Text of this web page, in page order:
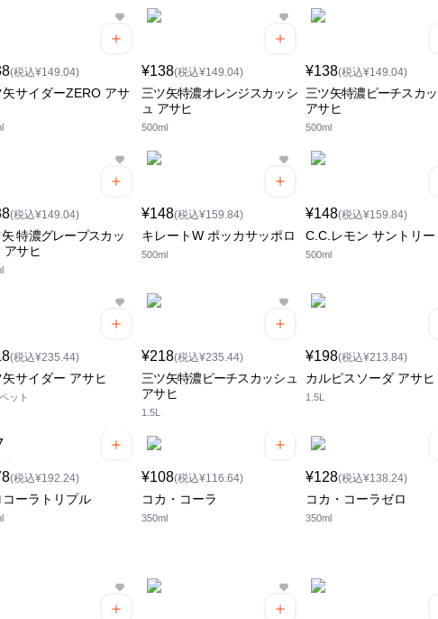
(税込¥149.04)
矢サイダーZERO アサ
¥138(税込¥149.04)
三ツ矢特濃オレンジスカッシ
ュ アサヒ
500ml
¥138(税込¥149.04)
三ツ矢特濃ピーチスカ
アサヒ
500ml
(税込¥149.04)
特濃グレープスカッ
アサヒ
¥148(税込¥159.84)
キレートW ポッカサッポロ
500ml
¥148(税込¥159.84)
C.C.レモン サントリー
500ml
(税込¥235.44)
サイダー アサヒ
ット
¥218(税込¥235.44)
三ツ矢特濃ピーチスカッシュ
アサヒ
1.5L
¥198(税込¥213.84)
カルピスソーダ アサヒ
1.5L
(税込¥192.24)
コーラトリプル
¥108(税込¥116.64)
コカ・コーラ
350ml
¥128(税込¥138.24)
コカ・コーラゼロ
350ml